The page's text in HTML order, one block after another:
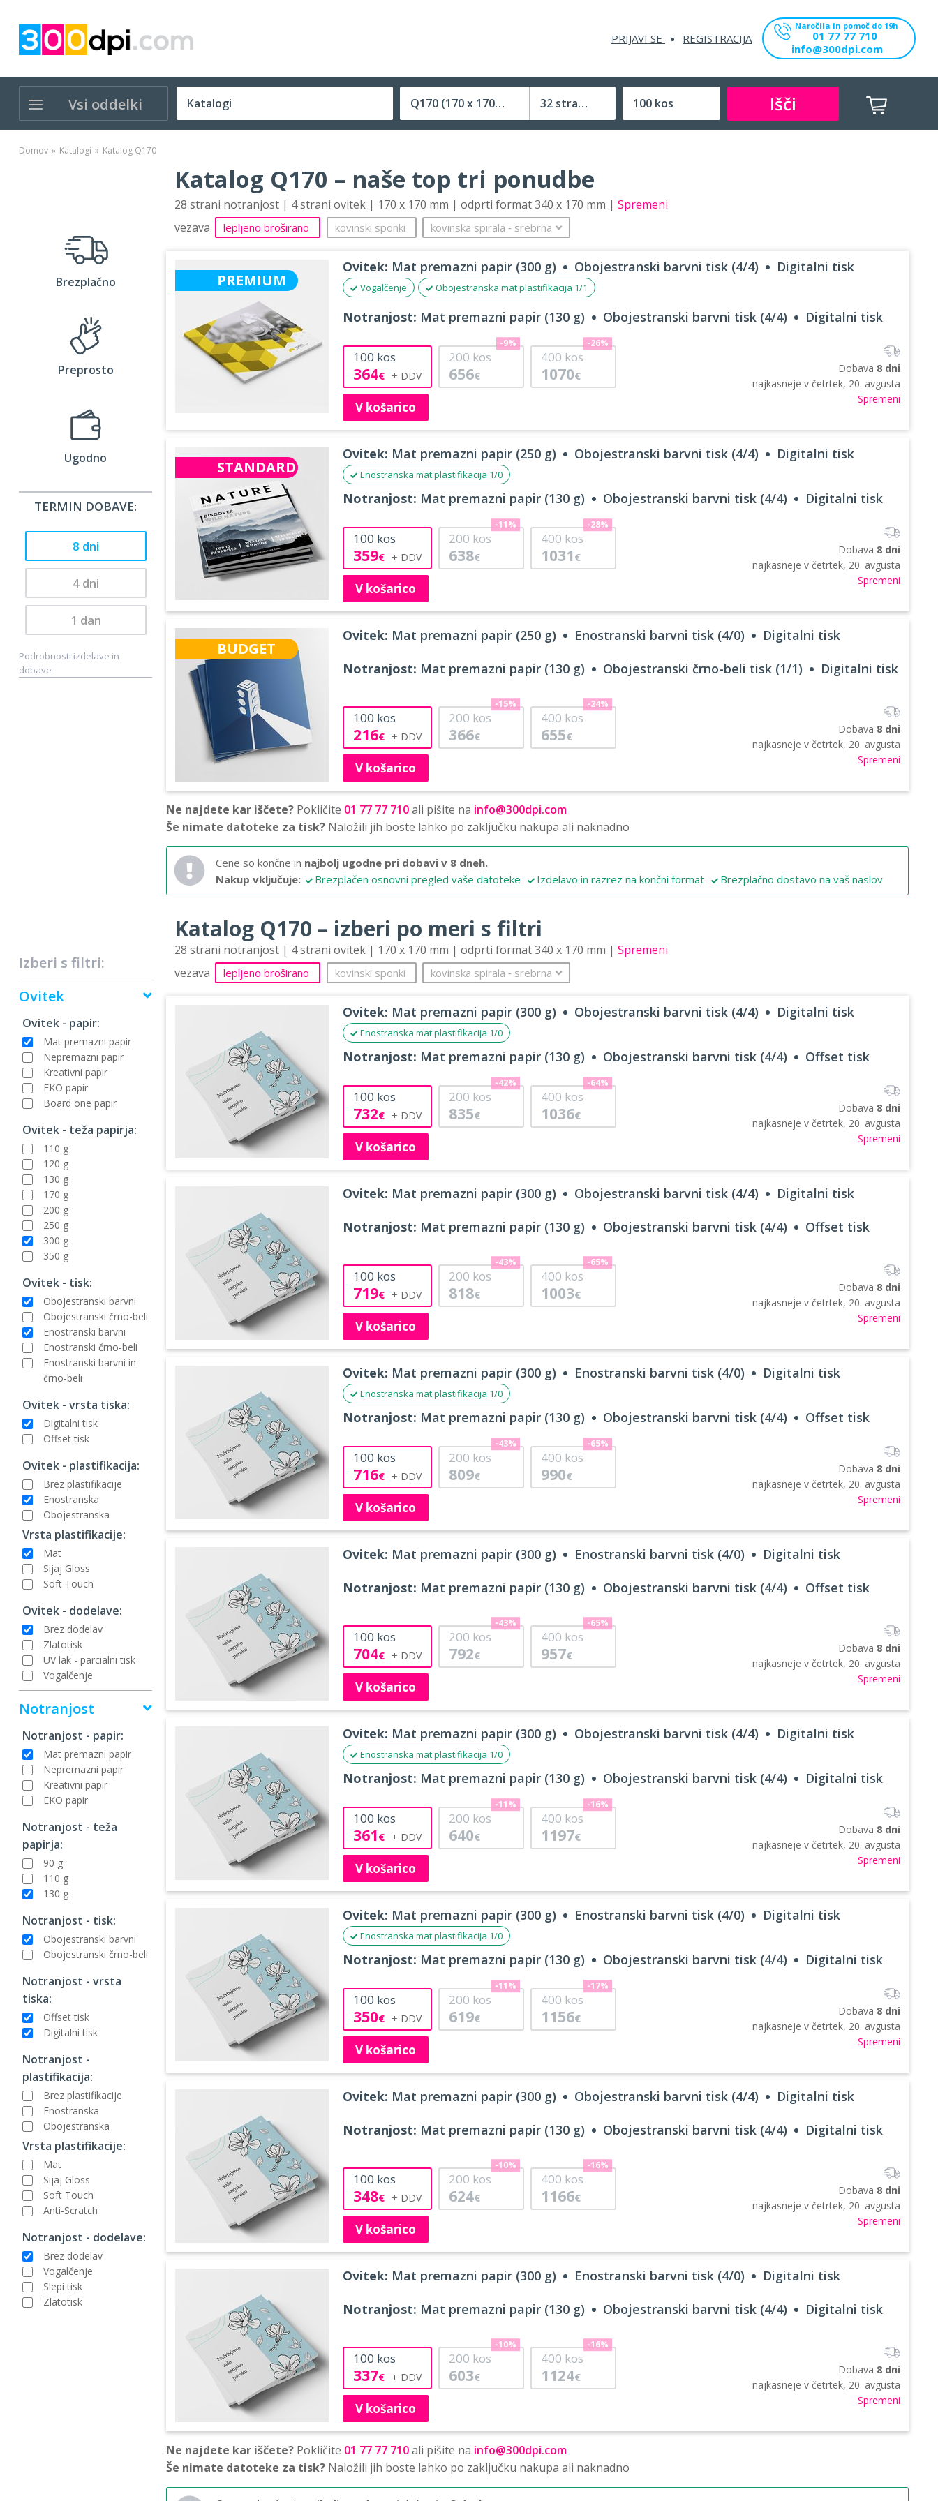
PRIJAVI SE REGISTRACIJA
Naročila in pomoč do 19h
01 77 77 710
info@300dpi.com
Vsi oddelki Q170 (170 x 170 mm)
Velikost (zaprte) tiskovine
32 strani Išči
Domov Katalogi Katalog Q170
Brezplačno
Preprosto
Ugodno
TERMIN DOBAVE:
8 dni
4 dni
1 dan
Podrobnosti izdelave in
dobave
Izberi s filtri:
Ovitek
Ovitek - papir:
Mat premazni papir
Nepremazni papir
Kreativni papir
EKO papir
Board one papir
Ovitek - teža papirja:
110 g
120 g
130 g
170 g
200 g
250 g
300 g
350 g
Ovitek - tisk:
Obojestranski barvni
Obojestranski črno-beli
Enostranski barvni
Enostranski črno-beli
Enostranski barvni in
črno-beli
Ovitek - vrsta tiska:
Digitalni tisk
Offset tisk
Ovitek - plastifikacija:
Brez plastifikacije
Enostranska
Obojestranska
Vrsta plastifikacije:
Mat
Sijaj Gloss
Soft Touch
Ovitek - dodelave:
Brez dodelav
Zlatotisk
UV lak - parcialni tisk
Vogalčenje
Notranjost
Notranjost - papir:
Mat premazni papir
Nepremazni papir
Kreativni papir
EKO papir
Notranjost - teža
papirja:
90 g
110 g
130 g
Notranjost - tisk:
Obojestranski barvni
Obojestranski črno-beli
Notranjost - vrsta
tiska:
Offset tisk
Digitalni tisk
Notranjost -
plastifikacija:
Brez plastifikacije
Enostranska
Obojestranska
Vrsta plastifikacije:
Mat
Sijaj Gloss
Soft Touch
Anti-Scratch
Notranjost - dodelave:
Brez dodelav
Vogalčenje
Slepi tisk
Zlatotisk
Katalog Q170 – naše top tri ponudbe
28 strani notranjost | 4 strani ovitek | 170 x 170 mm | odprti format 340 x 170 mm | Spremeni
vezava
lepljeno broširano kovinski sponki kovinska spirala ‐ srebrna
PREMIUM
Ovitek: Mat premazni papir (300 g) Obojestranski barvni tisk (4/4) Digitalni tisk
Vogalčenje Obojestranska mat plastifikacija 1/1
Notranjost: Mat premazni papir (130 g) Obojestranski barvni tisk (4/4) Digitalni tisk
100 kos
364€
200 kos
656€
-9%
400 kos
1070€
-26%
V košarico
Dobava 8 dni
najkasneje v četrtek, 20. avgusta
Spremeni
STANDARD
Ovitek: Mat premazni papir (250 g) Obojestranski barvni tisk (4/4) Digitalni tisk
Enostranska mat plastifikacija 1/0
Notranjost: Mat premazni papir (130 g) Obojestranski barvni tisk (4/4) Digitalni tisk
100 kos
359€
200 kos
638€
-11%
400 kos
1031 €
-28%
V košarico
Dobava 8 dni
najkasneje v četrtek, 20. avgusta
Spremeni
BUDGET
Ovitek: Mat premazni papir (250 g) Enostranski barvni tisk (4/0) Digitalni tisk
Notranjost: Mat premazni papir (130 g) Obojestranski črno-beli tisk (1/1) Digitalni tisk
100 kos
216€
200 kos
366€
-15%
400 kos
655€
-24%
V košarico
Dobava 8 dni
najkasneje v četrtek, 20. avgusta
Spremeni
Ne najdete kar iščete? Pokličite 01 77 77 710ali pišite na info@300dpi.com
Še nimate datoteke za tisk? Naložili jih boste lahko po zaključku nakupa ali naknadno
Cene so končne in najbolj ugodne pri dobavi v 8 dneh.
Nakup vključuje:
Brezplačen osnovni pregled vaše datoteke Izdelavo in razrez na končni format Brezplačno dostavo na vaš naslov
Katalog Q170 – izberi po meri s filtri
28 strani notranjost | 4 strani ovitek | 170 x 170 mm | odprti format 340 x 170 mm | Spremeni
vezava
lepljeno broširano kovinski sponki kovinska spirala ‐ srebrna
Ovitek: Mat premazni papir (300 g) Obojestranski barvni tisk (4/4) Digitalni tisk
Enostranska mat plastifikacija 1/0
Notranjost: Mat premazni papir (130 g) Obojestranski barvni tisk (4/4) Offset tisk
100 kos
732€
200 kos
835€
-42%
400 kos
1036€
-64%
V košarico
Dobava 8 dni
najkasneje v četrtek, 20. avgusta
Spremeni
Ovitek: Mat premazni papir (300 g) Obojestranski barvni tisk (4/4) Digitalni tisk
Notranjost: Mat premazni papir (130 g) Obojestranski barvni tisk (4/4) Offset tisk
100 kos
719€
200 kos
818€
-43%
400 kos
1003€
-65%
V košarico
Dobava 8 dni
najkasneje v četrtek, 20. avgusta
Spremeni
Ovitek: Mat premazni papir (300 g) Enostranski barvni tisk (4/0) Digitalni tisk
Enostranska mat plastifikacija 1/0
Notranjost: Mat premazni papir (130 g) Obojestranski barvni tisk (4/4) Offset tisk
100 kos
716€
200 kos
809€
-43%
400 kos
990€
-65%
V košarico
Dobava 8 dni
najkasneje v četrtek, 20. avgusta
Spremeni
Ovitek: Mat premazni papir (300 g) Enostranski barvni tisk (4/0) Digitalni tisk
Notranjost: Mat premazni papir (130 g) Obojestranski barvni tisk (4/4) Offset tisk
100 kos
704€
200 kos
792€
-43%
400 kos
957€
-65%
V košarico
Dobava 8 dni
najkasneje v četrtek, 20. avgusta
Spremeni
Ovitek: Mat premazni papir (300 g) Obojestranski barvni tisk (4/4) Digitalni tisk
Enostranska mat plastifikacija 1/0
Notranjost: Mat premazni papir (130 g) Obojestranski barvni tisk (4/4) Digitalni tisk
100 kos
361€
200 kos
640€
-11%
400 kos
1197€
-16%
V košarico
Dobava 8 dni
najkasneje v četrtek, 20. avgusta
Spremeni
Ovitek: Mat premazni papir (300 g) Enostranski barvni tisk (4/0) Digitalni tisk
Enostranska mat plastifikacija 1/0
Notranjost: Mat premazni papir (130 g) Obojestranski barvni tisk (4/4) Digitalni tisk
100 kos
350€
200 kos
619€
-11%
400 kos
1156€
-17%
V košarico
Dobava 8 dni
najkasneje v četrtek, 20. avgusta
Spremeni
Ovitek: Mat premazni papir (300 g) Obojestranski barvni tisk (4/4) Digitalni tisk
Notranjost: Mat premazni papir (130 g) Obojestranski barvni tisk (4/4) Digitalni tisk
100 kos
348€
200 kos
624€
-10%
400 kos
1166€
-16%
V košarico
Dobava 8 dni
najkasneje v četrtek, 20. avgusta
Spremeni
Ovitek: Mat premazni papir (300 g) Enostranski barvni tisk (4/0) Digitalni tisk
Notranjost: Mat premazni papir (130 g) Obojestranski barvni tisk (4/4) Digitalni tisk
100 kos
337€
200 kos
603€
-10%
400 kos
1124€
-16%
V košarico
Dobava 8 dni
najkasneje v četrtek, 20. avgusta
Spremeni
Ne najdete kar iščete? Pokličite 01 77 77 710ali pišite na info@300dpi.com
Še nimate datoteke za tisk? Naložili jih boste lahko po zaključku nakupa ali naknadno